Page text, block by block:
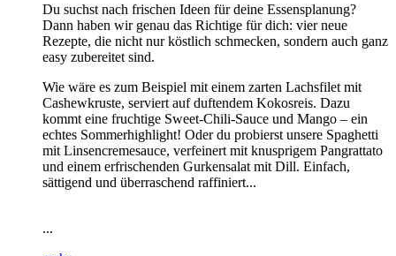
Du suchst nach frischen Ideen für deine Essensplanung?
Dann haben wir genau das Richtige für dich: vier neue
Rezepte, die nicht nur köstlich schmecken, sondern auch ganz
easy zubereitet sind.
Wie wäre es zum Beispiel mit einem zarten Lachsfilet mit
Cashewkruste, serviert auf duftendem Kokosreis. Dazu
kommt eine fruchtige Sweet-Chili-Sauce und Mango – ein
echtes Sommerhighlight! Oder du probierst unsere Spaghetti
mit Linsencremesauce, verfeinert mit knusprigem Pangrattato
und einem erfrischenden Gurkensalat mit Dill. Einfach,
sättigend und überraschend raffiniert...
...